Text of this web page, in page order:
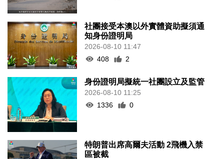
社團接受本澳以外實體資助擬須通
知身份證明局
2026-08-10 11:47
408
2
身份證明局擬統一社團設立及監管
2026-08-10 11:25
1336
0
特朗普出席高爾夫活動 2飛機入禁
區被截